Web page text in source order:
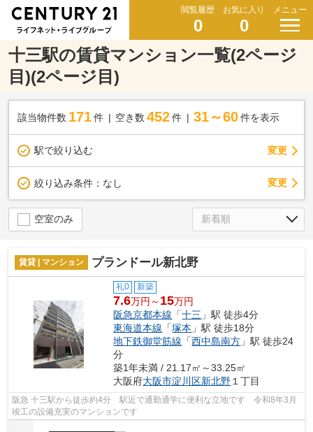
閲覧履歴
0
お気に入り
0
メニュー
十三駅の賃貸マンション一覧(2ページ
目)(2ページ目)
該当物件数 171件 空き数 452 件 31～60 件を表示
駅で絞り込む 変更
絞り込み条件： なし 変更
空室のみ
賃貸 | マンション プランドール新北野
礼0 新築
7.6万円～ 15万円
阪急京都本線 「十三 」駅 徒歩4分
東海道本線 「塚本 」駅 徒歩18分
地下鉄御堂筋線 「西中島南方 」駅 徒歩24
分
築1年未満 / 21.17㎡～33.25㎡
大阪府大阪市淀川区新北野 １丁目
阪急 十三駅から徒歩約4分 駅近で通勤通学に便利な立地です 令和8年3月
竣工の設備充実のマンションです